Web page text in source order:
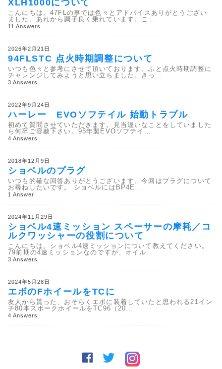
XLH1000について
こんにちは。47FLの事では色々とアドバイスありがとうござい
ました。あれから調子良く乗れています。こ…
11 Answers
2026年2月21日
94FLSTC 点火時期調整について
いつも色々と参考にさせて頂いております。ふと点火時期調整に
チャレンジしてみようと思い立ちました。きっ…
3 Answers
2022年9月24日
ハーレー EVOソフテイル 始動トラブル
初めて質問させていただきます。見当違いなことをしていました
ら何卒ご容赦下さい。95年製EVOソフテイ…
4 Answers
2018年12月9日
ショベルのプラグ
いつも的確な回答ありがとうございます。今回はプラグについて
お尋ねしたいです。 ショベルにはBP4E…
1 Answer
2024年11月29日
ショベル4速ミッション スペーサーの摩耗／コ
ルクワッシャーの役割について
こんにちは。ショベル4速ミッションについて教えてください。
79前期の4速ミッションなのですが、オイル…
3 Answers
2024年5月28日
エボのFホイールをTCに
友人から貰った、おそらくエボに装着していたと思われる21イン
チ80本スポークホイールをTC96（20…
4 Answers